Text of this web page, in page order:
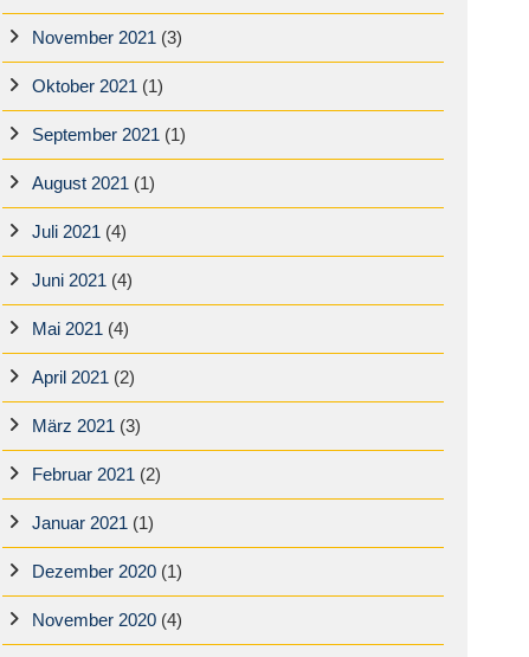
November 2021 (3)
Oktober 2021 (1)
September 2021 (1)
August 2021 (1)
Juli 2021 (4)
Juni 2021 (4)
Mai 2021 (4)
April 2021 (2)
März 2021 (3)
Februar 2021 (2)
Januar 2021 (1)
Dezember 2020(1)
November 2020(4)